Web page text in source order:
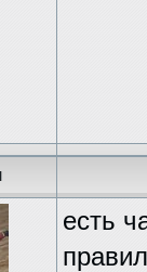
есть